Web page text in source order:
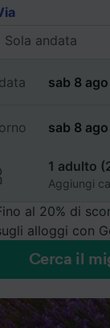
Sola andata
1 adulto
Aggiungi
al 20% di
alloggi con
Cerca il